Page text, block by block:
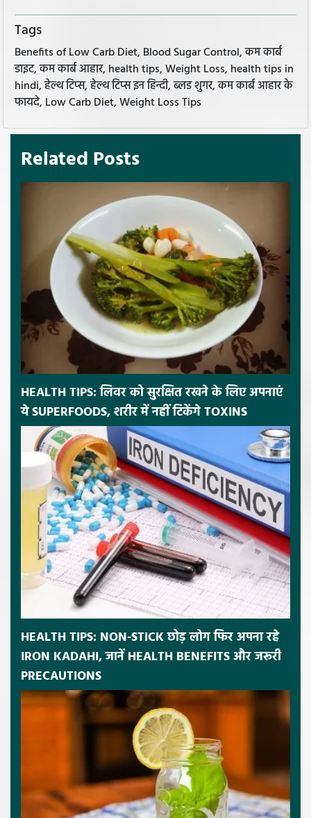
Tags
Benefits of Low Carb Diet, Blood Sugar Control, कम कार्ब
डाइट, कम कार्ब आहार, health tips, Weight Loss, health tips in
hindi, हेल्थ टिप्स, हेल्थ टिप्स इन हिन्दी, ब्लड शुगर, कम कार्ब आहार के
फायदे, Low Carb Diet, Weight Loss Tips
Related Posts
HEALTH TIPS: लिवर को सुरक्षित रखने के लिए अपनाएं
ये SUPERFOODS, शरीर में नहीं टिकेंगे TOXINS
HEALTH TIPS: NON-STICK छोड़ लोग फिर अपना रहे
IRON KADAHI, जानें HEALTH BENEFITS और जरूरी
PRECAUTIONS